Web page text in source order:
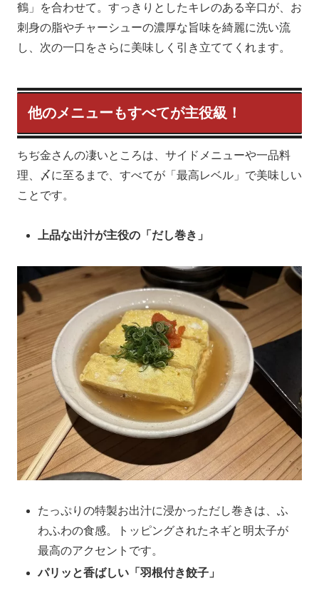
鶴」を合わせて。すっきりとしたキレのある辛口が、お
刺身の脂やチャーシューの濃厚な旨味を綺麗に洗い流
し、次の一口をさらに美味しく引き立ててくれます。
他のメニューもすべてが主役級！
ちぢ金さんの凄いところは、サイドメニューや一品料
理、〆に至るまで、すべてが「最高レベル」で美味しい
ことです。
上品な出汁が主役の「だし巻き」
たっぷりの特製お出汁に浸かっただし巻きは、ふ
わふわの食感。トッピングされたネギと明太子が
最高のアクセントです。
パリッと香ばしい「羽根付き餃子」